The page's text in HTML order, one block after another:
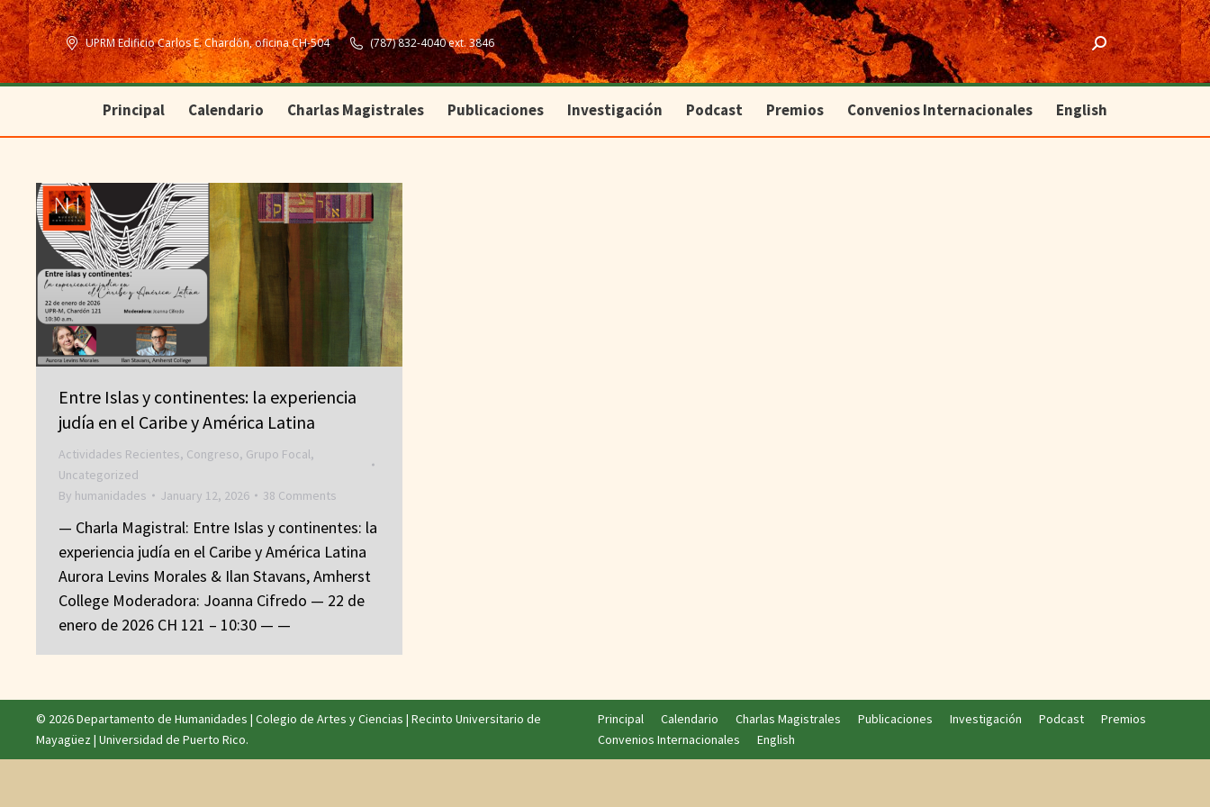
UPRM Edificio Carlos E. Chardón, oficina CH-504 (787) 832-4040 ext. 3846 Search:
Principal Calendario Charlas Magistrales Publicaciones Investigación Podcast Premios Convenios Internacionales English
Entre Islas y continentes: la experiencia
judía en el Caribe y América Latina
Actividades Recientes, Congreso, Grupo Focal,
Uncategorized
By humanidades January 12, 2026 38 Comments
— Charla Magistral: Entre Islas y continentes: la
experiencia judía en el Caribe y América Latina
Aurora Levins Morales & Ilan Stavans, Amherst
College Moderadora: Joanna Cifredo — 22 de
enero de 2026 CH 121 – 10:30 — —
© 2026 Departamento de Humanidades | Colegio de Artes y Ciencias | Recinto Universitario de
Mayagüez | Universidad de Puerto Rico.
Principal Calendario Charlas Magistrales Publicaciones Investigación Podcast
Premios
Convenios Internacionales
English
Principal Calendario Charlas Magistrales Publicaciones Investigación Podcast Premios Convenios Internacionales English